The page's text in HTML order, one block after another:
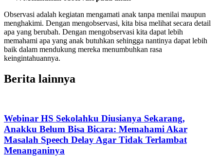
Observasi adalah kegiatan mengamati anak tanpa menilai maupun
menghakimi. Dengan mengobservasi, kita bisa melihat secara detail
apa yang berubah. Dengan mengobservasi kita dapat lebih
memahami apa yang anak butuhkan sehingga nantinya dapat lebih
baik dalam mendukung mereka menumbuhkan rasa
keingintahuannya.
Berita lainnya
Webinar HS Sekolahku Diusianya Sekarang,
Anakku Belum Bisa Bicara: Memahami Akar
Masalah Speech Delay Agar Tidak Terlambat
Menanganinya